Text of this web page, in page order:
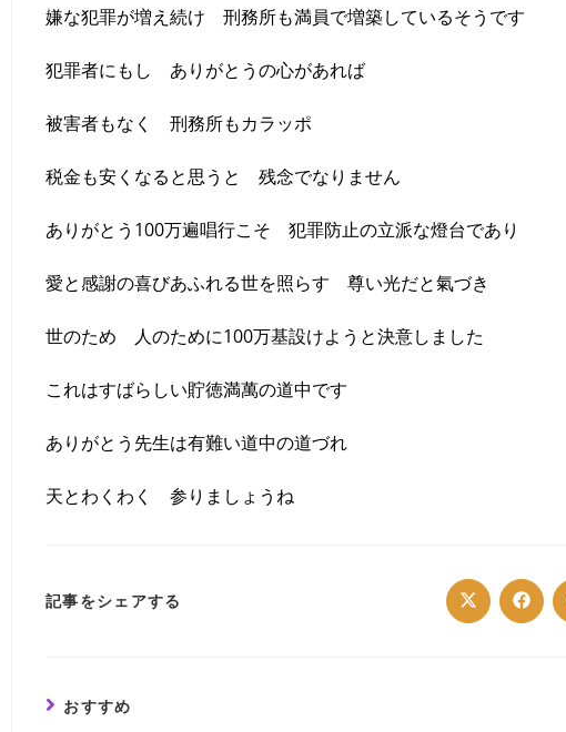
嫌な犯罪が増え続け 刑務所も満員で増築しているそうです
犯罪者にもし ありがとうの心があれば
被害者もなく 刑務所もカラッポ
税金も安くなると思うと 残念でなりません
ありがとう100万遍唱行こそ 犯罪防止の立派な燈台であり
愛と感謝の喜びあふれる世を照らす 尊い光だと氣づき
世のため 人のために100万基設けようと決意しました
これはすばらしい貯徳満萬の道中です
ありがとう先生は有難い道中の道づれ
天とわくわく 参りましょうね
記事をシェアする Opens
in in
おすすめ